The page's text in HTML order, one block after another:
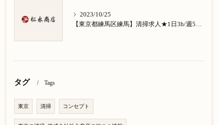
2023/10/25
【東京都練馬区練馬】清掃求人★1日3h/週5日/祝日お休み★南大泉在住の方歓迎
タグ Tags
東京 清掃 コンセプト